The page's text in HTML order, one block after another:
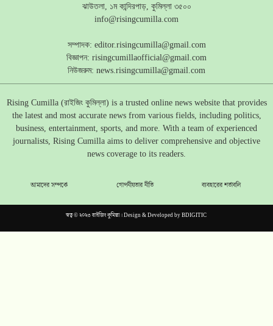
ঝাউতলা, ১ম কান্দিরপাড়, কুমিল্লা ৩৫০০
info@risingcumilla.com
সম্পাদক: editor.risingcumilla@gmail.com
বিজ্ঞাপন: risingcumillaofficial@gmail.com
নিউজরুম: news.risingcumilla@gmail.com
Rising Cumilla (রাইজিং কুমিল্লা) is a trusted online news website that provides
the latest and most accurate news from various fields, including politics,
business, entertainment, sports, and more. With a team of experienced
journalists, Rising Cumilla aims to deliver comprehensive and objective
news coverage to its readers.
আমাদের সম্পর্কে গোপনীয়তার নীতি ব্যবহারের শর্তাবলি
স্বত্ব © ২০২৩ রাইজিং কুমিল্লা। Design & Developed byBDIGITIC